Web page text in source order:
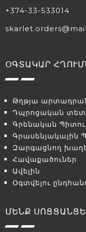
+374-33-533014
ՕԳՏԱԿԱՐ
Թղթյա
Դպրոցական
Գրենական
Գրասենյակային
Զարգացնող
Հավաքածուներ
Ավելին
Օգտվելու
ՄԵՆՔ